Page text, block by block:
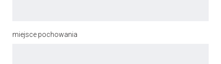
miejsce pochowania